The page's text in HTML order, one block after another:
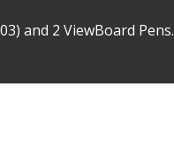
and 2 ViewBoard Pens.